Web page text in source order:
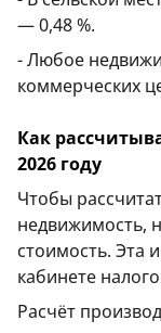
— 0,48 %.
- Любое
коммерческих
Как
2026 году
Чтобы
недвижимость,
стоимость. Эта
кабинете
Расчёт